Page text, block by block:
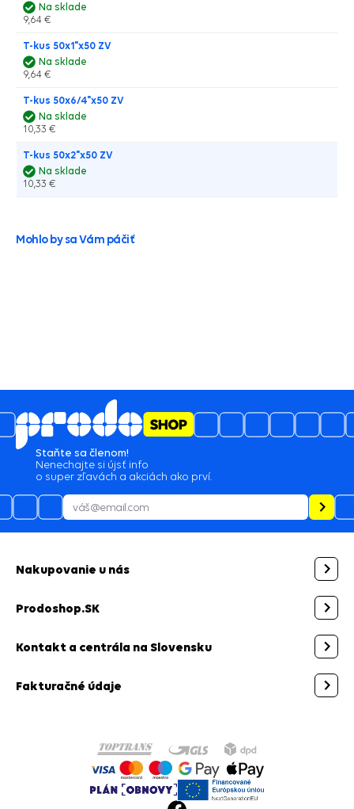
Na sklade
9,64 €
T-kus 50x1"x50 ZV
Na sklade
9,64 €
T-kus 50x6/4"x50 ZV
Na sklade
10,33 €
T-kus 50x2"x50 ZV
Na sklade
10,33 €
Mohlo by sa Vám páčiť
Staňte sa členom!
Nenechajte si újsť info
o super zľavách a akciách ako prví.
Nakupovanie u nás
Prodoshop.SK
Kontakt a centrála na Slovensku
Fakturačné údaje